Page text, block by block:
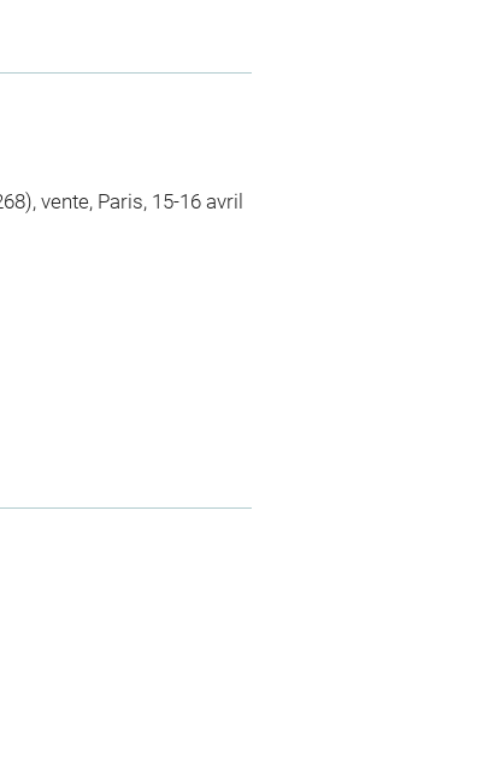
vente, Paris, 15-16 avril